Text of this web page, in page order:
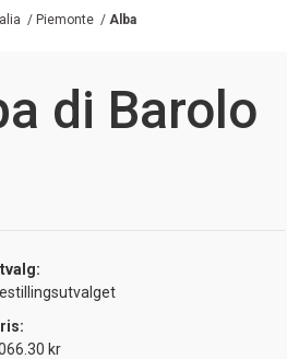
/ Piemonte / Alba
di Barolo
kr